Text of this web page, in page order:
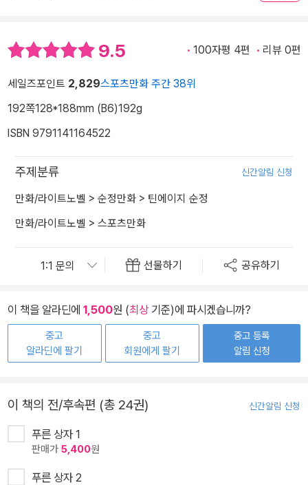
9.5 100자평 4편 리뷰 0편
세일즈포인트 2,829스포츠만화 주간 38위
192쪽128*188mm (B6)192g
ISBN 9791141164522
주제분류 신간알림 신청
만화/라이트노벨 > 순정만화 > 틴에이지 순정
만화/라이트노벨 > 스포츠만화
선물하기 공유하기
이 책을 알라딘에 1,500원 (최상기준)에 파시겠습니까?
중고
알라딘에 팔기
중고
회원에게 팔기
중고 등록
알림 신청
이 책의 전/후속편 (총 24권) 신간알림 신청
푸른 상자 1
판매가 5,400원
푸른 상자 2